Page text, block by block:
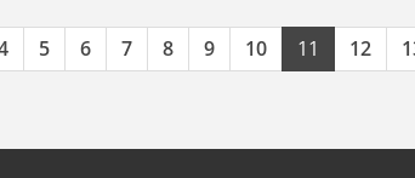
5 6 7 8 9 10 11 12